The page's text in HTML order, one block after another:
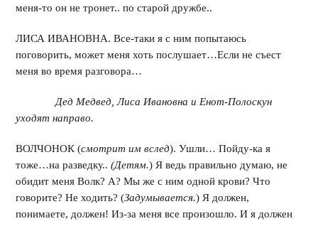
меня-то он не тронет.. по старой дружбе..
ЛИСА ИВАНОВНА. Все-таки я с ним попытаюсь
поговорить, может меня хоть послушает…Если не съест
меня во время разговора…
Дед Медвед, Лиса Ивановна и Енот-Полоскун
уходят направо.
ВОЛЧОНОК (смотрит им вслед). Ушли… Пойду-ка я
тоже…на разведку..(Детям.) Я ведь правильно думаю, не
обидит меня Волк? А? Мы же с ним одной крови? Что
говорите? Не ходить? (Задумывается.) Я должен,
понимаете, должен! Из-за меня все произошло. И я должен